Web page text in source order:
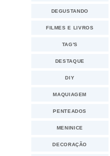
DEGUSTANDO
FILMES E LIVROS
TAG'S
DESTAQUE
DIY
MAQUIAGEM
PENTEADOS
MENINICE
DECORAÇÃO